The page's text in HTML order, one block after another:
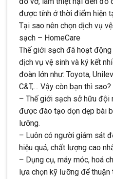
được tính ở thời điểm hiện
Tại sao nên chọn dịch vụ
sạch – HomeCare
Thế giới sạch đã hoạt động
dịch vụ vệ sinh và ký kết
đoàn lớn như: Toyota,
C&T,… Vậy còn bạn thì sao?
– Thế giới sạch sở hữu đội
được đào tạo dọn dẹp bài
lưỡng.
– Luôn có người giám sát
hiệu quả, chất lượng cao
– Dụng cụ, máy móc, hoá
lựa chọn kỹ lưỡng để